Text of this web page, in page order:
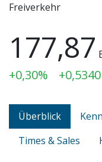
Freiverkehr
177,87
+0,30% +0,5340
Überblick
Times & Sales